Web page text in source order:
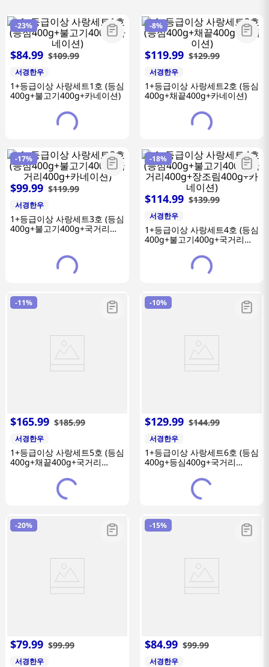
-23%
$84.99 $109.99
서경한우
1+등급이상 사랑세트1호 (등심
400g+불고기400g+카네이션)
-8%
$119.99 $129.99
서경한우
1+등급이상 사랑세트2호 (등심
400g+채끝400g+카네이션)
-17%
$99.99 $119.99
서경한우
1+등급이상 사랑세트3호 (등심
400g+불고기400g+국거리
400g+카네이션)
-18%
$114.99 $139.99
서경한우
1+등급이상 사랑세트4호 (등심
400g+불고기400g+국거리
400g+장조림400g+카네이션)
-11%
$165.99 $185.99
서경한우
1+등급이상 사랑세트5호 (등심
400g+채끝400g+국거리
400g+장조림400g+카네이션)
-10%
$129.99 $144.99
서경한우
1+등급이상 사랑세트6호 (등심
400g+등심400g+국거리
400g+불고기400g+카네이션)
-20%
$79.99 $99.99
서경한우
-15%
$84.99 $99.99
서경한우